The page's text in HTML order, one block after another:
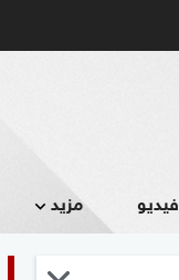
فيديو مزيد